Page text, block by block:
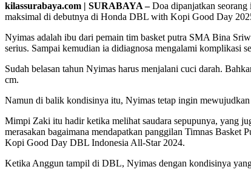
kilassurabaya.com | SURABAYA –Doa dipanjatkan
maksimal di debutnya di Honda DBL with Kopi Good Day
Nyimas adalah ibu dari pemain tim basket putra SMA Bina
serius. Sampai kemudian ia didiagnosa mengalami komplikasi
Sudah belasan tahun Nyimas harus menjalani cuci darah.
cm.
Namun di balik kondisinya itu, Nyimas tetap ingin
Mimpi Zaki itu hadir ketika melihat saudara sepupunya, yang
merasakan bagaimana mendapatkan panggilan Timnas
Kopi Good Day DBL Indonesia All-Star 2024.
Ketika Anggun tampil di DBL, Nyimas dengan kondisinya